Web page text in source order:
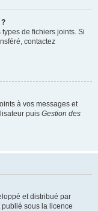
de fichiers joints. Si
contactez
à vos messages et
puis Gestion des
et distribué par
publié sous la licence